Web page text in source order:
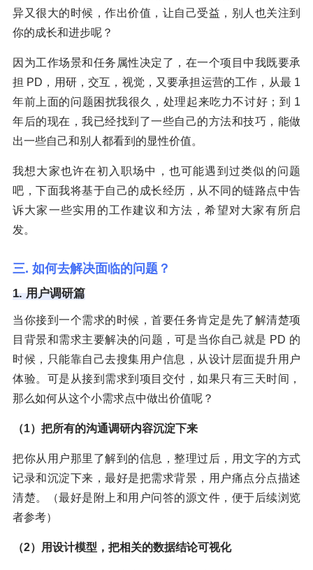
异又很大的时候，作出价值，让自己受益，别人也关注到
你的成长和进步呢？
因为工作场景和任务属性决定了，在一个项目中我既要承
担 PD，用研，交互，视觉，又要承担运营的工作，从最 1
年前上面的问题困扰我很久，处理起来吃力不讨好；到 1
年后的现在，我已经找到了一些自己的方法和技巧，能做
出一些自己和别人都看到的显性价值。
我想大家也许在初入职场中，也可能遇到过类似的问题
吧，下面我将基于自己的成长经历，从不同的链路点中告
诉大家一些实用的工作建议和方法，希望对大家有所启
发。
三. 如何去解决面临的问题？
1. 用户调研篇
当你接到一个需求的时候，首要任务肯定是先了解清楚项
目背景和需求主要解决的问题，可是当你自己就是 PD 的
时候，只能靠自己去搜集用户信息，从设计层面提升用户
体验。可是从接到需求到项目交付，如果只有三天时间，
那么如何从这个小需求点中做出价值呢？
（1）把所有的沟通调研内容沉淀下来
把你从用户那里了解到的信息，整理过后，用文字的方式
记录和沉淀下来，最好是把需求背景，用户痛点分点描述
清楚。（最好是附上和用户问答的源文件，便于后续浏览
者参考）
（2）用设计模型，把相关的数据结论可视化